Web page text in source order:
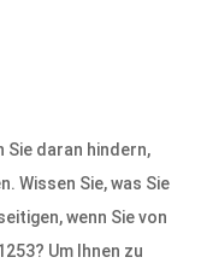
Sie daran hindern,
Wissen Sie, was Sie
wenn Sie von
Um Ihnen zu